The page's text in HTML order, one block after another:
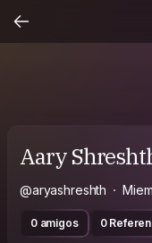
Aary
@aryashreshth
0 amigos 0